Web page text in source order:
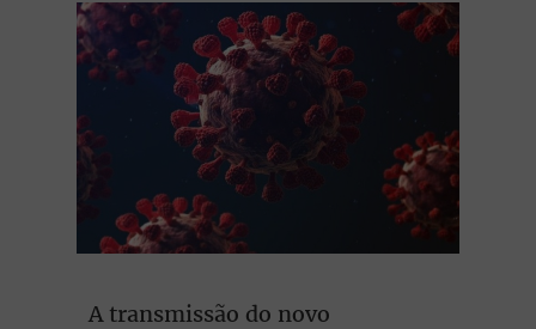
A transmissão do novo